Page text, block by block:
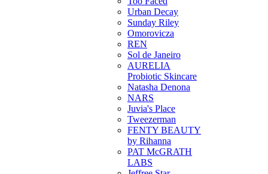
Urban Decay
Sunday Riley
Omorovicza
REN
Sol de Janeiro
AURELIA
Probiotic Skincare
Natasha Denona
NARS
Juvia's Place
Tweezerman
FENTY BEAUTY
by Rihanna
PAT McGRATH
LABS